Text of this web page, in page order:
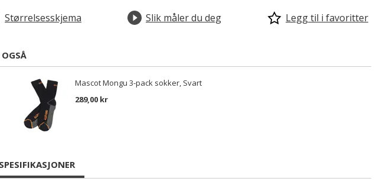
Størrelsesskjema Slik måler du deg Legg til i favoritter
OGSÅ
Mascot Mongu 3-pack sokker, Svart
289,00 kr
SPESIFIKASJONER